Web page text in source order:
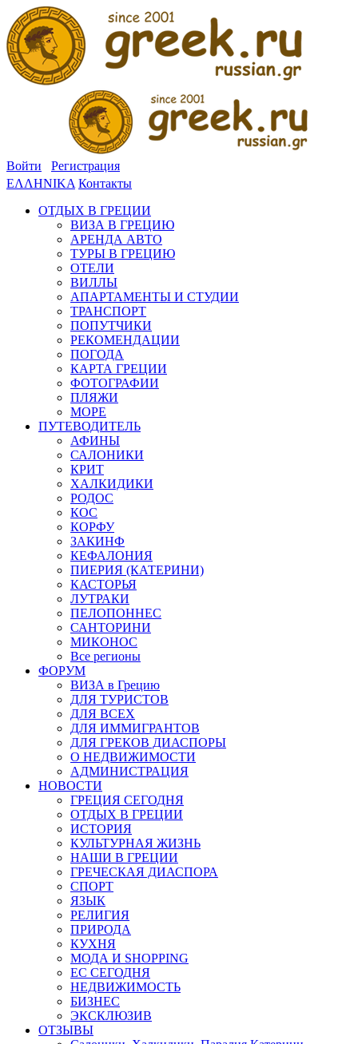
Войти
Регистрация
ΕΛΛΗΝΙΚΑ Контакты
ОТДЫХ В ГРЕЦИИ
ВИЗА В ГРЕЦИЮ
АРЕНДА АВТО
ТУРЫ В ГРЕЦИЮ
ОТЕЛИ
ВИЛЛЫ
АПАРТАМЕНТЫ И СТУДИИ
ТРАНСПОРТ
ПОПУТЧИКИ
РЕКОМЕНДАЦИИ
ПОГОДА
КАРТА ГРЕЦИИ
ФОТОГРАФИИ
ПЛЯЖИ
МОРЕ
ПУТЕВОДИТЕЛЬ
АФИНЫ
САЛОНИКИ
КРИТ
ХАЛКИДИКИ
РОДОС
КОС
КОРФУ
ЗАКИНФ
КЕФАЛОНИЯ
ПИЕРИЯ (КАТЕРИНИ)
КАСТОРЬЯ
ЛУТРАКИ
ПЕЛОПОННЕС
САНТОРИНИ
МИКОНОС
Все регионы
ФОРУМ
ВИЗА в Грецию
ДЛЯ ТУРИСТОВ
ДЛЯ ВСЕХ
ДЛЯ ИММИГРАНТОВ
ДЛЯ ГРЕКОВ ДИАСПОРЫ
О НЕДВИЖИМОСТИ
АДМИНИСТРАЦИЯ
НОВОСТИ
ГРЕЦИЯ СЕГОДНЯ
ОТДЫХ В ГРЕЦИИ
ИСТОРИЯ
КУЛЬТУРНАЯ ЖИЗНЬ
НАШИ В ГРЕЦИИ
ГРЕЧЕСКАЯ ДИАСПОРА
СПОРТ
ЯЗЫК
РЕЛИГИЯ
ПРИРОДА
КУХНЯ
МОДА И SHOPPING
ЕС СЕГОДНЯ
НЕДВИЖИМОСТЬ
БИЗНЕС
ЭКСКЛЮЗИВ
ОТЗЫВЫ